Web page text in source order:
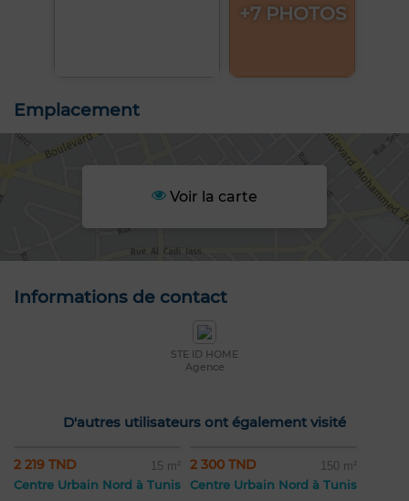
+7 PHOTOS
Emplacement
Voir la carte
Informations de contact
STE ID HOME
Agence
D'autres utilisateurs ont également visité
2 219 TND 15 m²
Centre Urbain Nord à Tunis
2 300 TND 150 m²
Centre Urbain Nord à Tunis